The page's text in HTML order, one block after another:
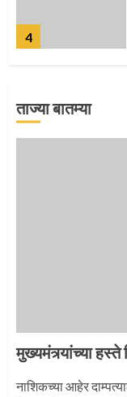
5
ताज्या बातम्या
मुख्यमंत्र्यांच्या हस्ते
नाशिकच्या आहेर